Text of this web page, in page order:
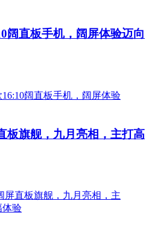
阔直板手机，阔屏体验迈向
板旗舰，九月亮相，主打高